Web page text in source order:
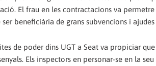
El frau en les contractacions va
ser beneficiària de grans subvencions i
de poder dins UGT a Seat va propiciar
Els inspectors en personar-se en la